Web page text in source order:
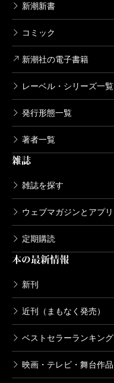
新潮新書
コミック
新潮社の電子書籍
レーベル・シリーズ一覧
発行形態一覧
著者一覧
雑誌
雑誌を探す
ウェブマガジンとアプリ
定期購読
本の最新情報
新刊
近刊（まもなく発売）
ベストセラーランキング
映画・テレビ・舞台作品